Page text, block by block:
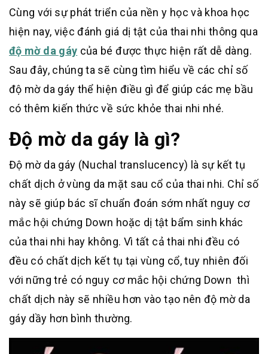
Cùng với sự phát triển của nền y học và khoa học
hiện nay, việc đánh giá dị tật của thai nhi thông qua
độ mờ da gáy của bé được thực hiện rất dễ dàng.
Sau đây, chúng ta sẽ cùng tìm hiểu về các chỉ số
độ mờ da gáy thể hiện điều gì để giúp các mẹ bầu
có thêm kiến thức về sức khỏe thai nhi nhé.
Độ mờ da gáy là gì?
Độ mờ da gáy (Nuchal translucency) là sự kết tụ
chất dịch ở vùng da mặt sau cổ của thai nhi. Chỉ số
này sẽ giúp bác sĩ chuẩn đoán sớm nhất nguy cơ
mắc hội chứng Down hoặc dị tật bẩm sinh khác
của thai nhi hay không. Vì tất cả thai nhi đều có
đều có chất dịch kết tụ tại vùng cổ, tuy nhiên đối
với nững trẻ có nguy cơ mắc hội chứng Down thì
chất dịch này sẽ nhiều hơn vào tạo nên độ mờ da
gáy dầy hơn bình thường.